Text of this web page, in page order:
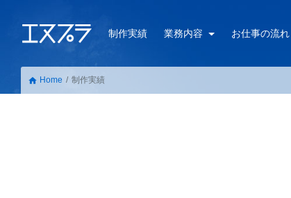
制作実績 業務内容 お仕事の流れ
home Home 制作実績